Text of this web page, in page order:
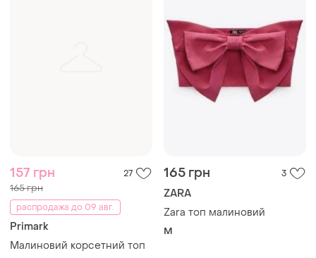
157 грн 27
165 грн
распродажа до 09 авг.
Primark
Малиновий корсетний топ
165 грн 3
ZARA
Zara топ малиновий
M